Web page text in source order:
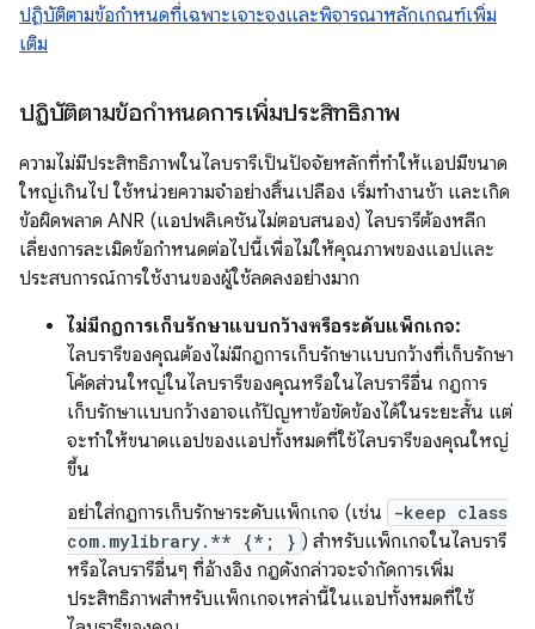
ปฏิบัติตามข้อกำหนดที่เฉพาะเจาะจงและพิจารณาหลักเกณฑ์เพิ่ม
เติม
ปฏิบัติตามข้อกำหนดการเพิ่มประสิทธิภาพ
ความไม่มีประสิทธิภาพในไลบรารีเป็นปัจจัยหลักที่ทำให้แอปมีขนาด
ใหญ่เกินไป ใช้หน่วยความจำอย่างสิ้นเปลือง เริ่มทำงานช้า และเกิด
ข้อผิดพลาด ANR (แอปพลิเคชันไม่ตอบสนอง) ไลบรารีต้องหลีก
เลี่ยงการละเมิดข้อกำหนดต่อไปนี้เพื่อไม่ให้คุณภาพของแอปและ
ประสบการณ์การใช้งานของผู้ใช้ลดลงอย่างมาก
ไม่มีกฎการเก็บรักษาแบบกว้างหรือระดับแพ็กเกจ:
ไลบรารีของคุณต้องไม่มีกฎการเก็บรักษาแบบกว้างที่เก็บรักษา
โค้ดส่วนใหญ่ในไลบรารีของคุณหรือในไลบรารีอื่น กฎการ
เก็บรักษาแบบกว้างอาจแก้ปัญหาข้อขัดข้องได้ในระยะสั้น แต่
จะทำให้ขนาดแอปของแอปทั้งหมดที่ใช้ไลบรารีของคุณใหญ่
ขึ้น
อย่าใส่กฎการเก็บรักษาระดับแพ็กเกจ (เช่น
-keep class
com.mylibrary.** {*; } ) สำหรับแพ็กเกจในไลบรารี
หรือไลบรารีอื่นๆ ที่อ้างอิง กฎดังกล่าวจะจำกัดการเพิ่ม
ประสิทธิภาพสำหรับแพ็กเกจเหล่านี้ในแอปทั้งหมดที่ใช้